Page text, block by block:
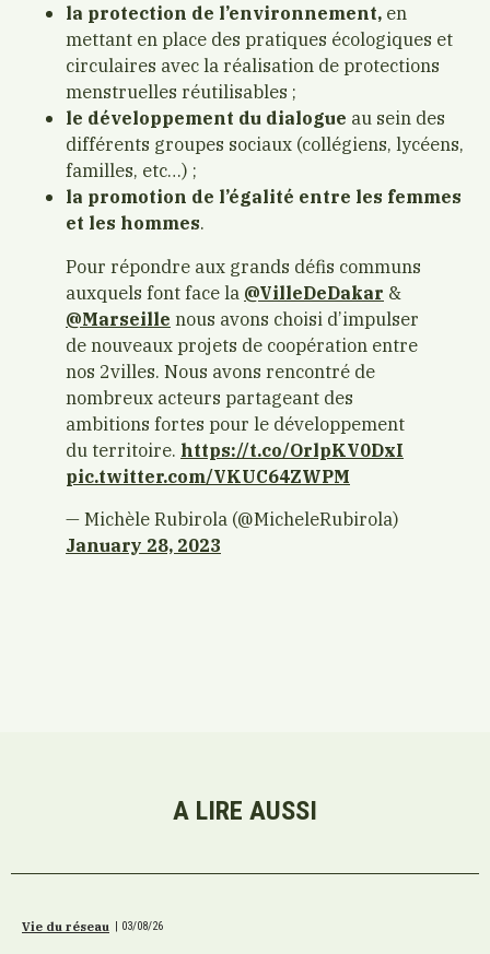
la protection de l’environnement, en
mettant en place des pratiques écologiques et
circulaires avec la réalisation de protections
menstruelles réutilisables ;
le développement du dialogue au sein des
différents groupes sociaux (collégiens, lycéens,
familles, etc…) ;
la promotion de l’égalité entre les femmes
et les hommes.
Pour répondre aux grands défis communs
auxquels font face la @VilleDeDakar &
@Marseille nous avons choisi d’impulser
de nouveaux projets de coopération entre
nos 2villes. Nous avons rencontré de
nombreux acteurs partageant des
ambitions fortes pour le développement
du territoire. https://t.co/OrlpKV0DxI
pic.twitter.com/VKUC64ZWPM
— Michèle Rubirola (@MicheleRubirola)
January 28, 2023
A LIRE AUSSI
Vie du réseau | 03/08/26